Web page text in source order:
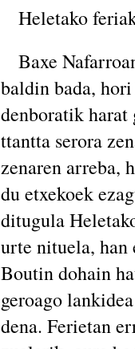
Heletako
Baxe
baldin bada,
denboratik
ttantta serora
zenaren arreba,
du etxekoek
ditugula
urte nituela, han
Boutin dohain
geroago
dena. Ferietan